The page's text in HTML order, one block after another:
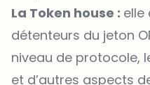
La Token house : elle
détenteurs du jeton
niveau de protocole,
et d’autres aspects